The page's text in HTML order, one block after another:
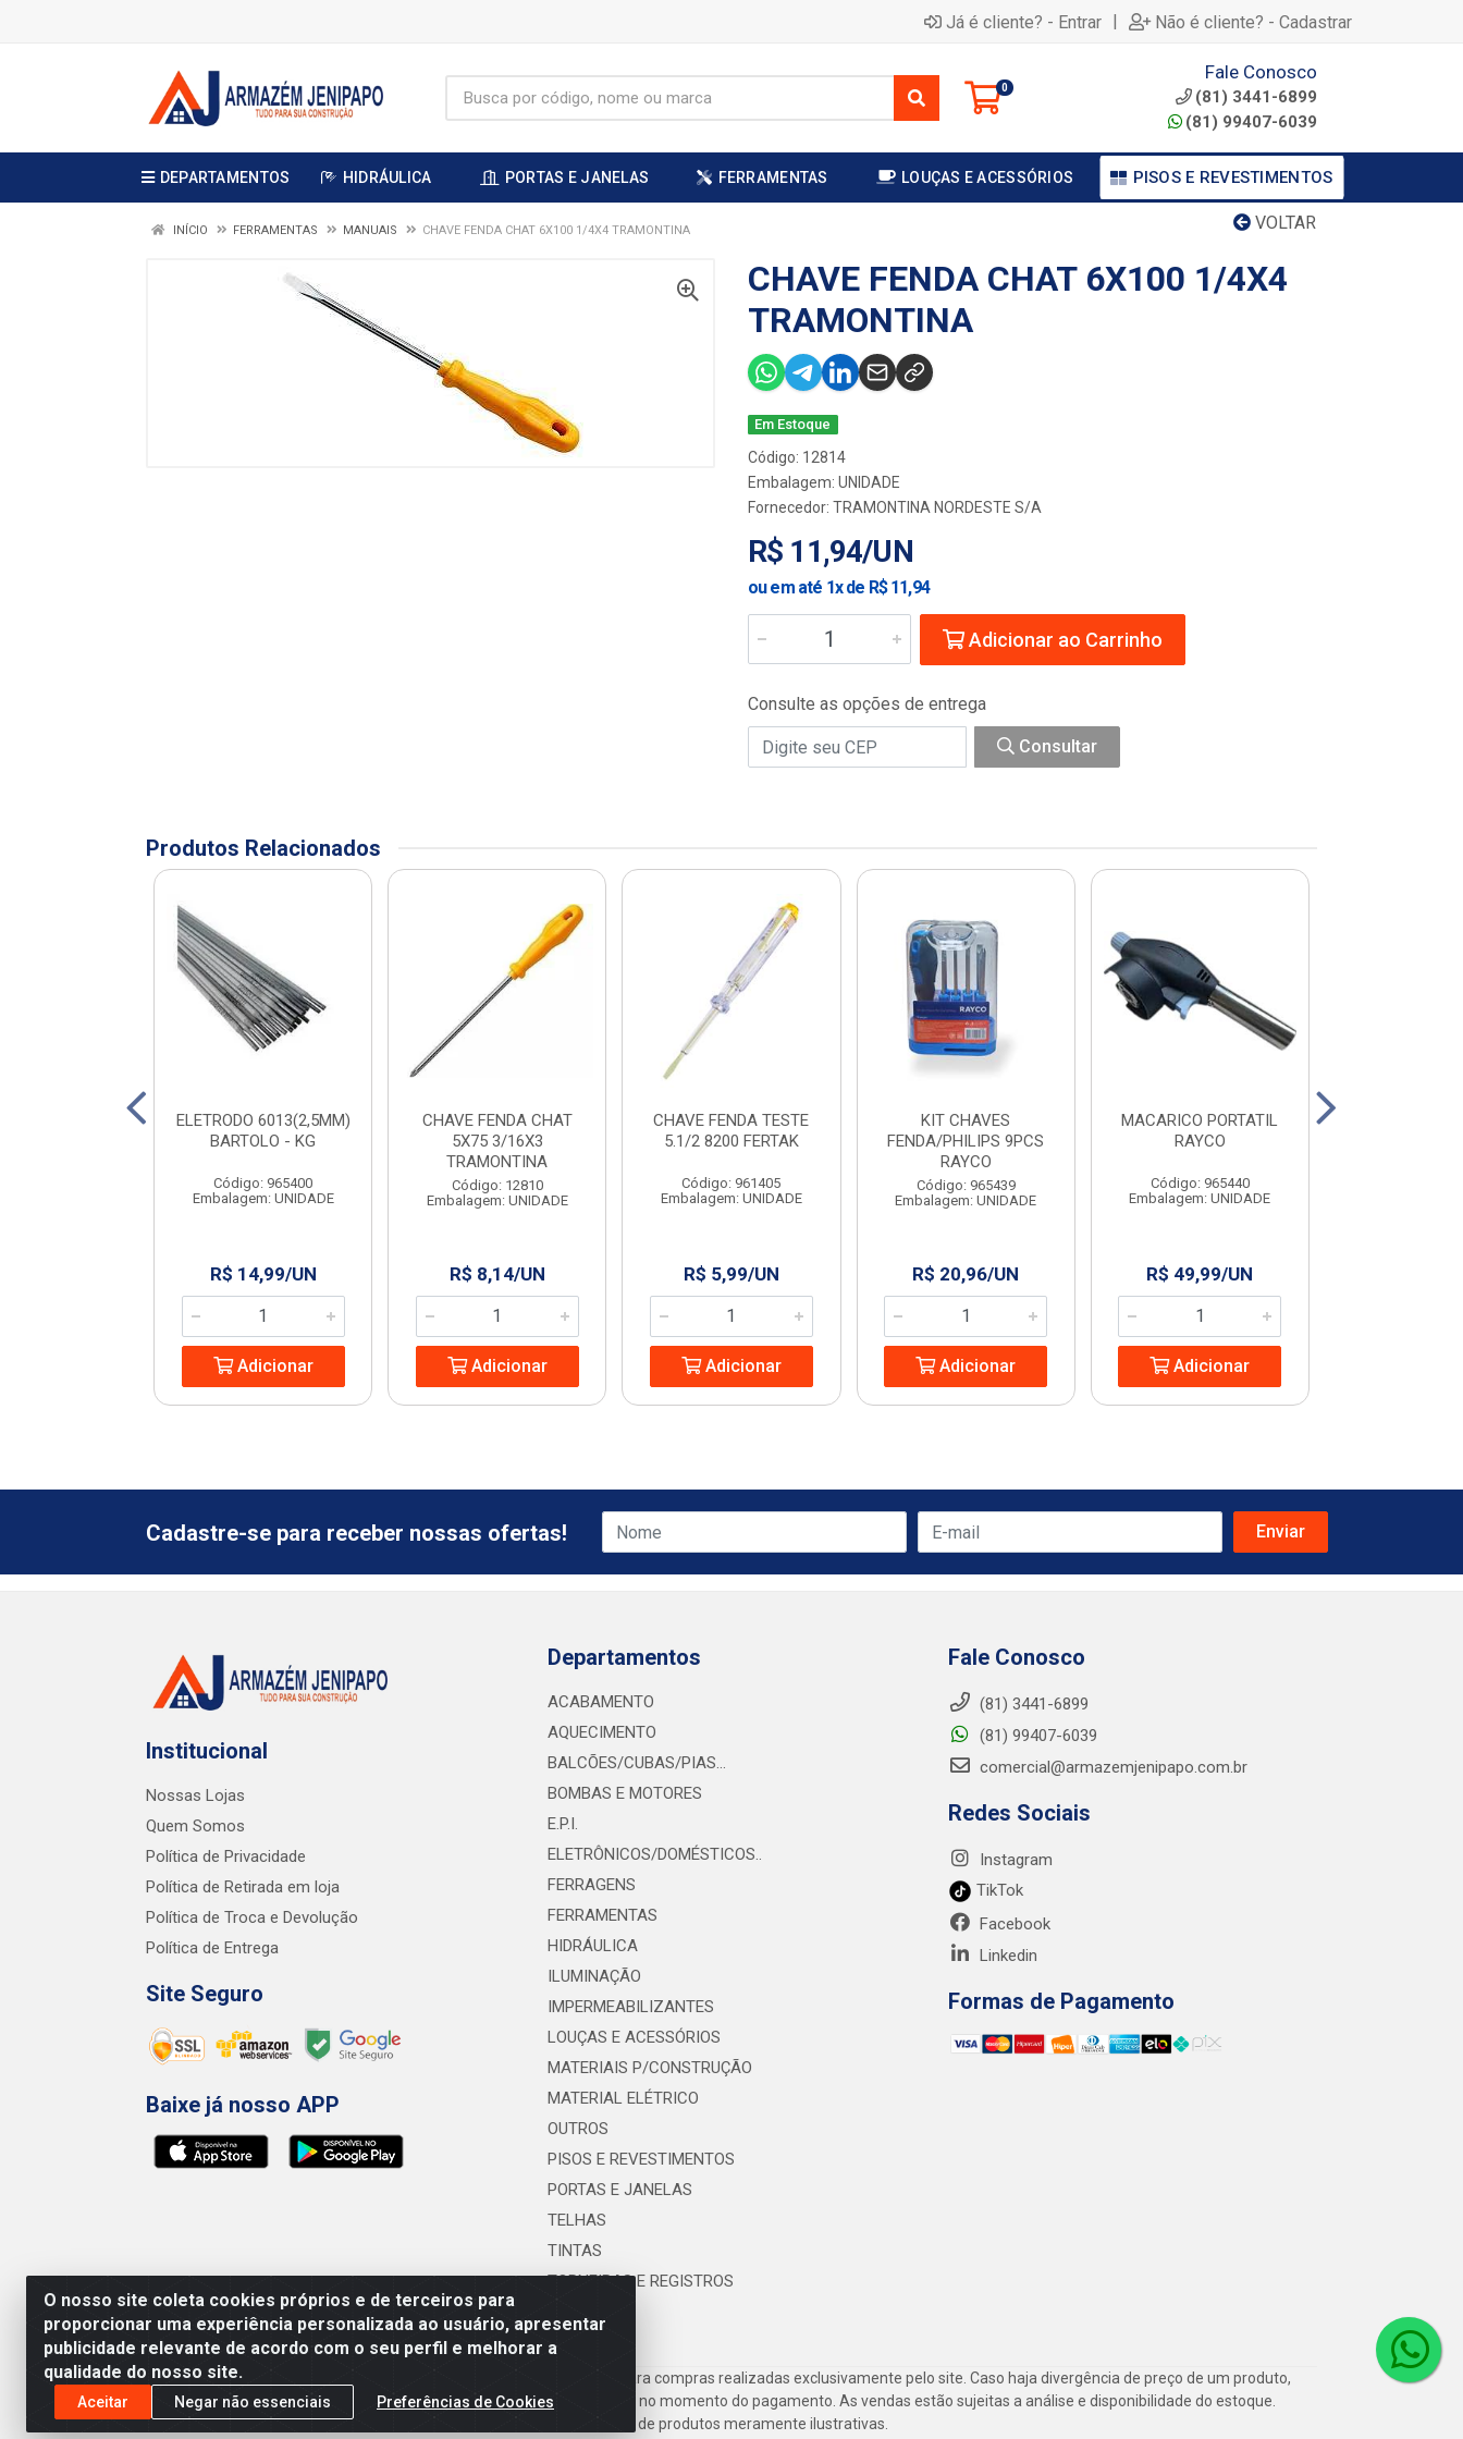
Já é cliente? - Entrar | Não é cliente? - Cadastrar
0
Fale Conosco
(81) 3441-6899
(81) 99407-6039
DEPARTAMENTOS HIDRÁULICA PORTAS E JANELAS FERRAMENTAS LOUÇAS E ACESSÓRIOS PISOS E REVESTIMENTOS
VOLTAR
INÍCIO FERRAMENTAS MANUAIS CHAVE FENDA CHAT 6X100 1/4X4 TRAMONTINA
CHAVE FENDA CHAT 6X100 1/4X4
TRAMONTINA
Em Estoque
Código: 12814
Embalagem: UNIDADE
Fornecedor: TRAMONTINA NORDESTE S/A
R$ 11,94/UN
ou em até 1x de R$ 11,94
Adicionar ao Carrinho
Consulte as opções de entrega
Consultar
Produtos Relacionados
ELETRODO 6013(2,5MM)
BARTOLO - KG
Código: 965400
Embalagem: UNIDADE
R$ 14,99/UN
Adicionar
CHAVE FENDA CHAT
5X75 3/16X3
TRAMONTINA
Código: 12810
Embalagem: UNIDADE
R$ 8,14/UN
Adicionar
CHAVE FENDA TESTE
5.1/2 8200 FERTAK
Código: 961405
Embalagem: UNIDADE
R$ 5,99/UN
Adicionar
KIT CHAVES
FENDA/PHILIPS 9PCS
RAYCO
Código: 965439
Embalagem: UNIDADE
R$ 20,96/UN
Adicionar
MACARICO PORTATIL
RAYCO
Código: 965440
Embalagem: UNIDADE
R$ 49,99/UN
Adicionar
O nosso site coleta cookies próprios e de terceiros para
proporcionar uma experiência personalizada ao usuário, apresentar
publicidade relevante de acordo com o seu perfil e melhorar a
qualidade do nosso site.
Aceitar Negar não essenciais Preferências de Cookies
Cadastre-se para receber nossas ofertas!
Institucional
Nossas Lojas
Quem Somos
Política de Privacidade
Política de Retirada em loja
Política de Troca e Devolução
Política de Entrega
Site Seguro
Baixe já nosso APP
Departamentos
ACABAMENTO
AQUECIMENTO
BALCÕES/CUBAS/PIAS...
BOMBAS E MOTORES
E.P.I.
ELETRÔNICOS/DOMÉSTICOS..
FERRAGENS
FERRAMENTAS
HIDRÁULICA
ILUMINAÇÃO
IMPERMEABILIZANTES
LOUÇAS E ACESSÓRIOS
MATERIAIS P/CONSTRUÇÃO
MATERIAL ELÉTRICO
OUTROS
PISOS E REVESTIMENTOS
PORTAS E JANELAS
TELHAS
TINTAS
TORNEIRAS E REGISTROS
Fale Conosco
(81) 3441-6899
(81) 99407-6039
comercial@armazemjenipapo.com.br
Redes Sociais
Instagram
TikTok
Facebook
Linkedin
Formas de Pagamento
Preços, promoções, condições de pagamento e frete são válidos para compras realizadas exclusivamente pelo site. Caso haja divergência de preço de um produto,
será válido o preço que for exibido no carrinho de compras do site no momento do pagamento. As vendas estão sujeitas a análise e disponibilidade do estoque.
Imagens de produtos meramente ilustrativas.